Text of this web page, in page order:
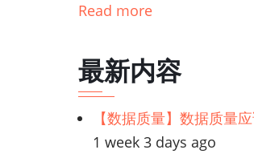
Read more
最新内容
【数据质量】数据质量
1 week 3 days ago